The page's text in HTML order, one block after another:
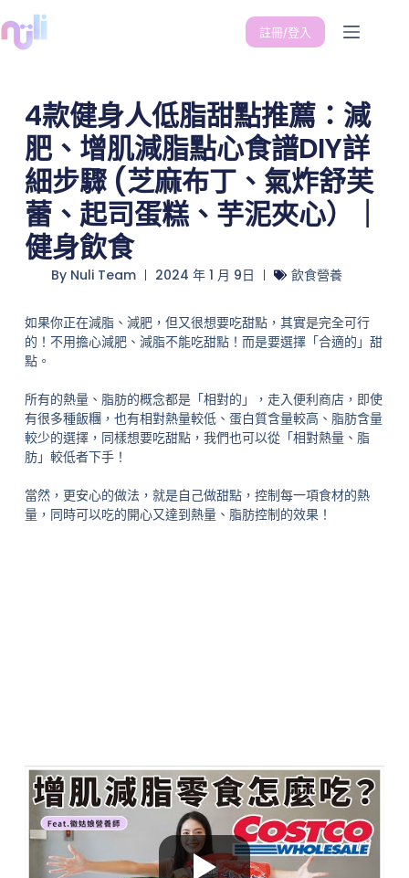
註冊/登入
4款健身人低脂甜點推薦：減
肥、增肌減脂點心食譜DIY詳
細步驟 (芝麻布丁、氣炸舒芙
蕾、起司蛋糕、芋泥夾心）｜
健身飲食
ByNuli Team 2024 年 1 月 9日 飲食營養
如果你正在減脂、減肥，但又很想要吃甜點，其實是完全可行
的！不用擔心減肥、減脂不能吃甜點！而是要選擇「合適的」甜
點。
所有的熱量、脂肪的概念都是「相對的」，走入便利商店，即使
有很多種飯糰，也有相對熱量較低、蛋白質含量較高、脂肪含量
較少的選擇，同樣想要吃甜點，我們也可以從「相對熱量、脂
肪」較低者下手！
當然，更安心的做法，就是自己做甜點，控制每一項食材的熱
量，同時可以吃的開心又達到熱量、脂肪控制的效果！